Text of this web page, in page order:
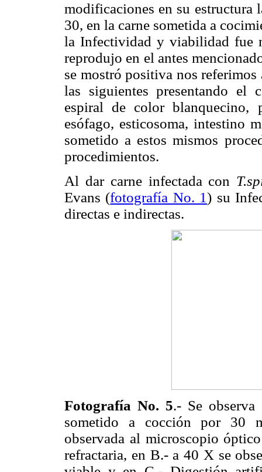
modificaciones en su
30, en la carne sometida a
la Infectividad y viabilidad fue
reprodujo en el antes
se mostró positiva nos
las siguientes presentando el
espiral de color blanquecino,
esófago, esticosoma, intestino
sometido a estos mismos
procedimientos.
Al dar carne infectada con
Evans (fotografía No. 1) su
directas e indirectas.
Fotografía No. 5.- Se
sometido a cocción por 30
observada al microscopio
refractaria, en B.- a 40 X se